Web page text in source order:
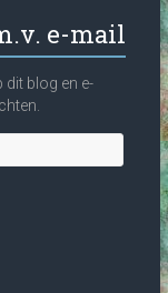
e-mail
dit blog en e-